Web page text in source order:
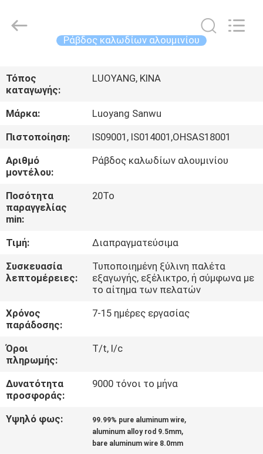
ΠΡΟΪΌΝΤΑ
ΠΕΡΊΠΟΥ
ΕΜΕΊΣ
ΓΎΡΟΣ
ΕΡΓΟΣΤΑΣΊΩΝ
ΠΟΙΟΤΙΚΌΣ
ΈΛΕΓΧΟΣ
ΜΑΣ
ΕΛΆΤΕ
ΣΕ
ΕΠΑΦΉ
ΜΕ
ΕΙΔΉΣΕΙΣ
Ράβδος καλωδίων αλουμινίου
Τόπος
καταγωγής:
LUOYANG, ΚΙΝΑ
Μάρκα:
Luoyang Sanwu
Πιστοποίηση:
IS09001, IS014001,OHSAS18001
Αριθμό
μοντέλου:
Ράβδος καλωδίων αλουμινίου
Ποσότητα
παραγγελίας
min:
20Το
Τιμή:
Διαπραγματεύσιμα
Συσκευασία
λεπτομέρειες:
Τυποποιημένη ξύλινη παλέτα
εξαγωγής, εξέλικτρο, ή σύμφωνα με
το αίτημα των πελατών
Χρόνος
παράδοσης:
7-15 ημέρες εργασίας
Όροι
πληρωμής:
T/t, l/c
Δυνατότητα
προσφοράς:
9000 τόνοι το μήνα
Υψηλό φως: 99.99% pure aluminum wire,
aluminum alloy rod 9.5mm,
bare aluminum wire 8.0mm